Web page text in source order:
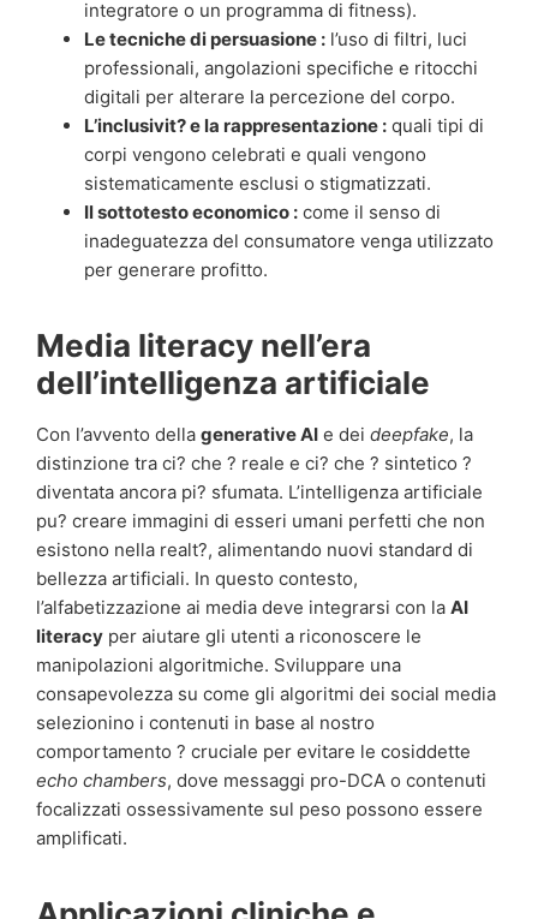
integratore o un programma di fitness).
Le tecniche di persuasione : l’uso di filtri, luci
professionali, angolazioni specifiche e ritocchi
digitali per alterare la percezione del corpo.
L’inclusivit? e la rappresentazione : quali tipi di
corpi vengono celebrati e quali vengono
sistematicamente esclusi o stigmatizzati.
Il sottotesto economico : come il senso di
inadeguatezza del consumatore venga utilizzato
per generare profitto.
Media literacy nell’era
dell’intelligenza artificiale
Con l’avvento della generative AI e dei deepfake, la
distinzione tra ci? che ? reale e ci? che ? sintetico ?
diventata ancora pi? sfumata. L’intelligenza artificiale
pu? creare immagini di esseri umani perfetti che non
esistono nella realt?, alimentando nuovi standard di
bellezza artificiali. In questo contesto,
l’alfabetizzazione ai media deve integrarsi con la AI
literacy per aiutare gli utenti a riconoscere le
manipolazioni algoritmiche. Sviluppare una
consapevolezza su come gli algoritmi dei social media
selezionino i contenuti in base al nostro
comportamento ? cruciale per evitare le cosiddette
echo chambers, dove messaggi pro-DCA o contenuti
focalizzati ossessivamente sul peso possono essere
amplificati.